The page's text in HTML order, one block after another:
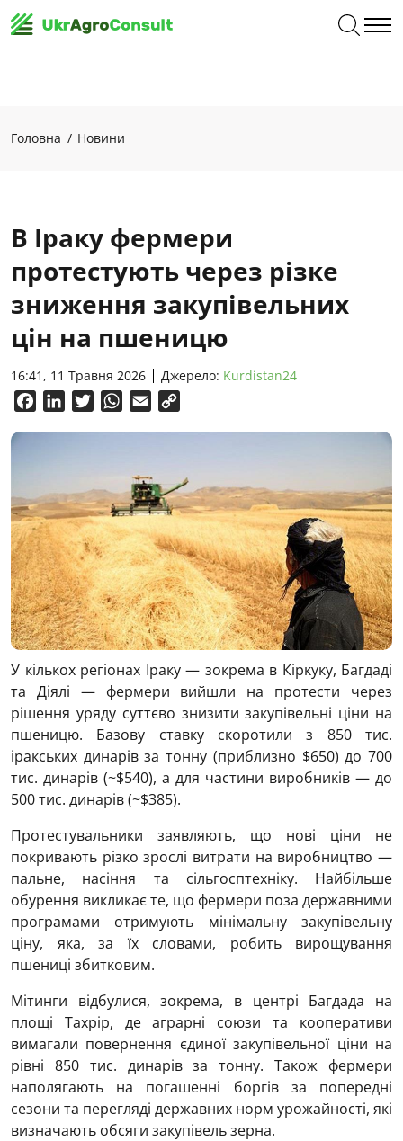
Головна Новини
В Іраку фермери
протестують через різке
зниження закупівельних
цін на пшеницю
16:41, 11 Травня 2026 Джерело: Kurdistan24
FacebookLinkedInTwitterWhatsApp
Email
У кількох регіонах Іраку— зокрема в Кіркуку, Багдаді
та Діялі — фермери вийшли на протести через
рішення уряду суттєво знизити закупівельні ціни на
пшеницю. Базову ставку скоротили з 850 тис.
іракських динарів за тонну (приблизно $650) до 700
тис. динарів (~$540), а для частини виробників — до
500 тис. динарів (~$385).
Протестувальники заявляють, що нові ціни не
покривають різко зрослі витрати на виробництво —
пальне, насіння та сільгосптехніку. Найбільше
обурення викликає те, що фермери поза державними
програмами отримують мінімальну закупівельну
ціну, яка, за їх словами, робить вирощування
пшениці збитковим.
Мітинги відбулися, зокрема, в центрі Багдада на
площі Тахрір, де аграрні союзи та кооперативи
вимагали повернення єдиної закупівельної ціни на
рівні 850 тис. динарів за тонну. Також фермери
наполягають на погашенні боргів за попередні
сезони та перегляді державних норм урожайності, які
визначають обсяги закупівель зерна.